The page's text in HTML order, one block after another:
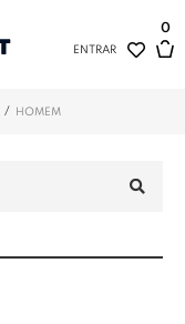
ENTRAR
0
/ HOMEM